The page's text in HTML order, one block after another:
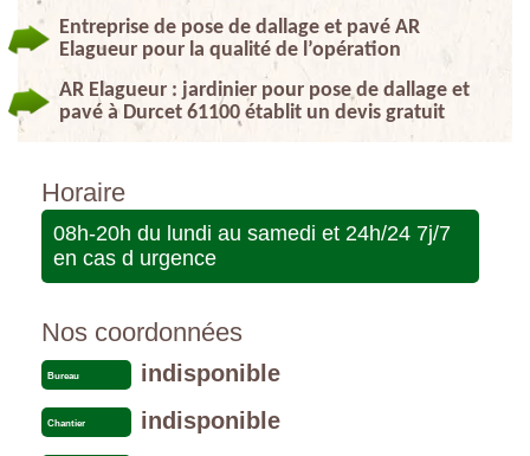
Entreprise de pose de dallage et pavé AR
Elagueur pour la qualité de l’opération
AR Elagueur : jardinier pour pose de dallage et
pavé à Durcet 61100 établit un devis gratuit
Horaire
08h-20h du lundi au samedi et 24h/24 7j/7
en cas d urgence
Nos coordonnées
Bureau indisponible
Chantier indisponible